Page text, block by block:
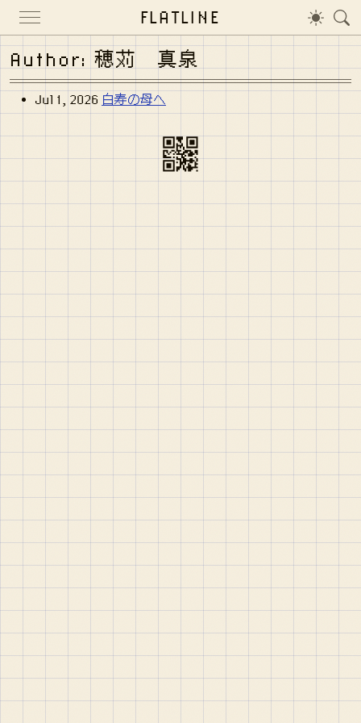
FLATLINE
Author: 穂苅 真泉
Jul 1, 2026 白寿の母へ